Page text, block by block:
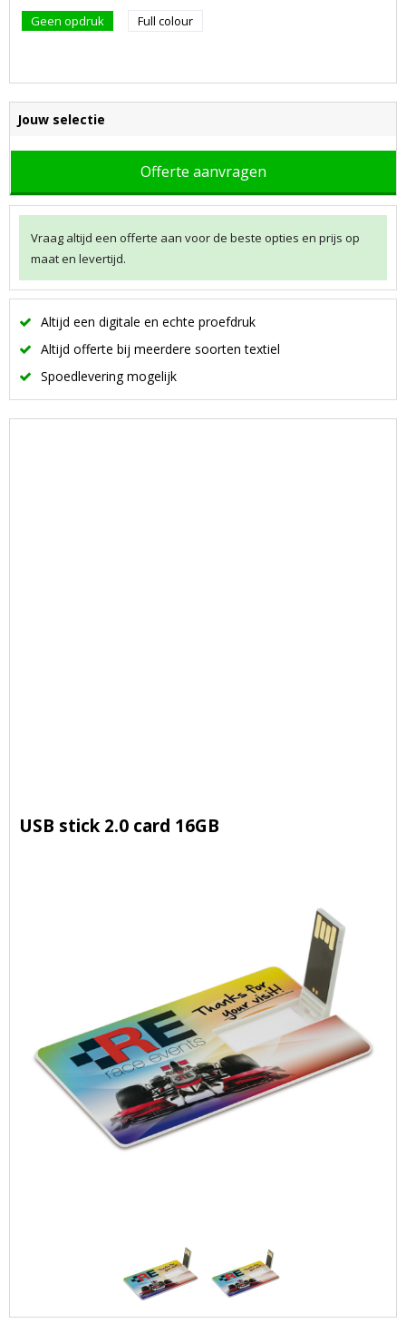
Geen opdruk
Full colour
Jouw selectie
Offerte aanvragen
Vraag altijd een offerte aan voor de beste opties en prijs op
maat en levertijd.
Altijd een digitale en echte proefdruk
Altijd offerte bij meerdere soorten textiel
Spoedlevering mogelijk
USB stick 2.0 card 16GB